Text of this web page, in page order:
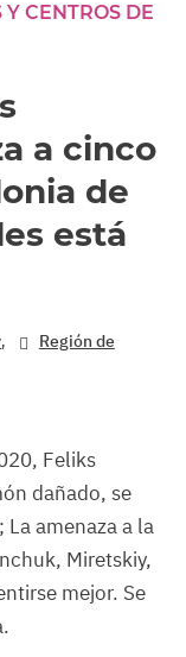
CENTROS DE
a cinco
de
está
,
Región de
Feliks
dañado, se
amenaza a la
Miretskiy,
mejor. Se